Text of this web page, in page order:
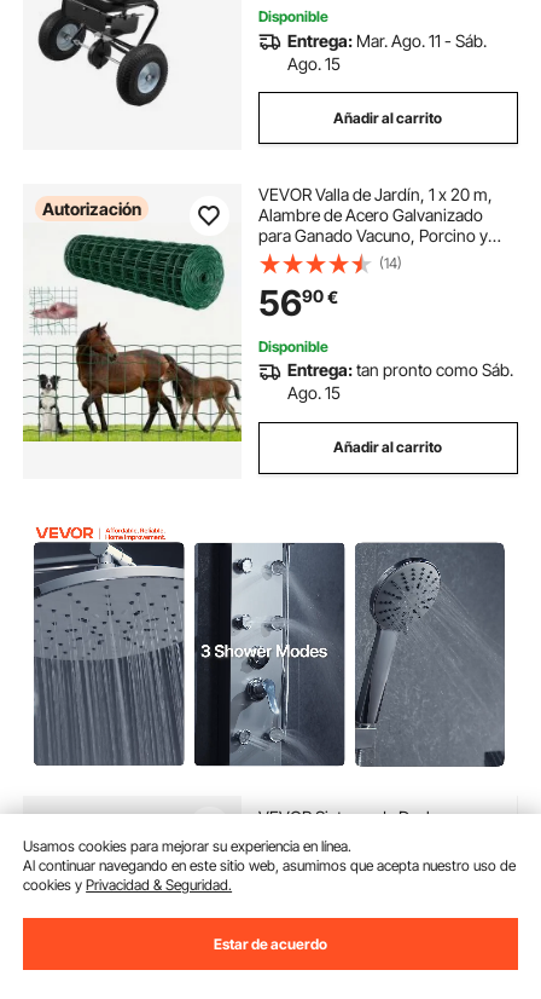
Disponible
Entrega: Mar. Ago. 11 - Sáb.
Ago. 15
Añadir al carrito
Autorización
VEVOR Valla de Jardín, 1 x 20 m,
Alambre de Acero Galvanizado
para Ganado Vacuno, Porcino y
Ovino, Recubierta de Vinilo, para
Recintos de Animales, Alambre
para Jaulas, Vallas de Jardín, Verde
(14)
5690€
Disponible
Entrega:tan pronto como Sáb.
Ago. 15
Añadir al carrito
VEVOR Sistema de Ducha con
Panel de Ducha Tipo Torre y
Cabezal Tipo Cascada con
Efecto Lluvia, LED, Acero
Pared, con Boquilla de Mano y
Caño para Bañera, Plata
8790€
Disponible
Usamos cookies para mejorar su experiencia en línea.
Al continuar navegando en este sitio web, asumimos que acepta nuestro uso de
cookies yPrivacidad & Seguridad.
Estar de acuerdo